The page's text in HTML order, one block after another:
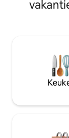
toplocaties in
gratis
voor vroege
vertrekken. Lees verder voor meer
informatie